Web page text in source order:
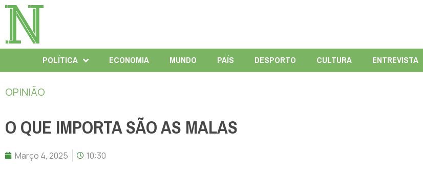
POLÍTICA ECONOMIA MUNDO PAÍS DESPORTO CULTURA ENTREVISTA
OPINIÃO
O QUE IMPORTA SÃO AS MALAS
Março 4, 2025 10:30